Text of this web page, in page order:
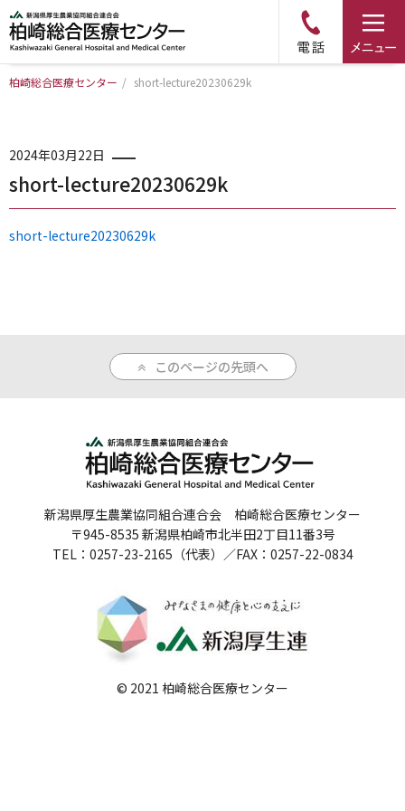
病院について
診療科・部門のご案内
入院のご案内
医療関係者の方へ
病院誌
個人情報保護方針
反社会的勢力に対する基本方針
院内感染対策指針
柏崎総合医療センター / short-lecture20230629k
2024年03月22日
short-lecture20230629k
short-lecture20230629k
このページの先頭へ
新潟県厚生農業協同組合連合会 柏崎総合医療センター
〒945-8535 新潟県柏崎市北半田2丁目11番3号
TEL：0257-23-2165（代表）／FAX：0257-22-0834
© 2021 柏崎総合医療センター